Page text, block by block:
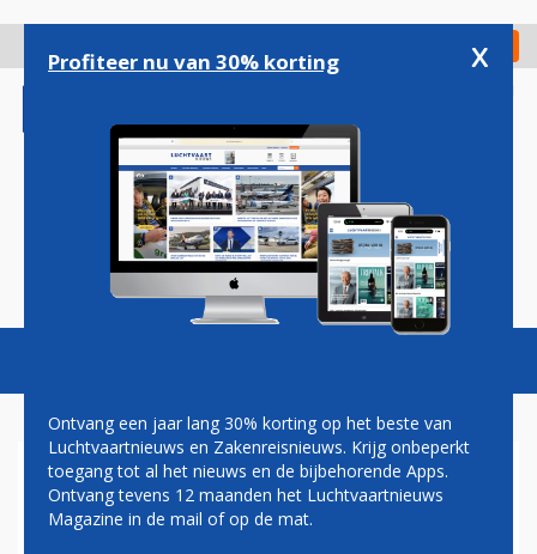
gaan
Check in
Magazine Podcasts Vacatures
VOORLOPIG GEEN RYANAIR-
BASIS OP SCHIPHOL
Profiteer nu van 30% korting x
Ontvang een jaar lang 30% korting op het beste van
Luchtvaartnieuws en Zakenreisnieuws. Krijg onbeperkt
toegang tot al het nieuws en de bijbehorende Apps.
Ontvang tevens 12 maanden het Luchtvaartnieuws
Magazine in de mail of op de mat.